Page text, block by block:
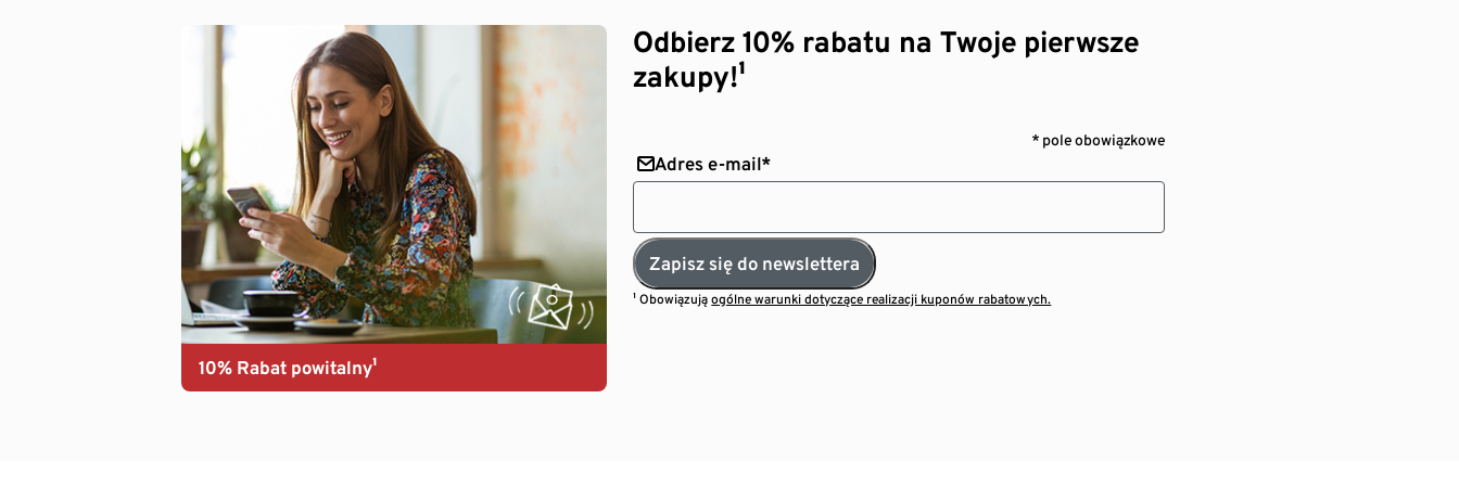
10% Rabat powitalny¹
Odbierz 10% rabatu na Twoje pierwsze
zakupy!¹
* pole obowiązkowe
Adres e-mail*
Zapisz się do newslettera
¹ Obowiązująogólne warunki dotyczące realizacji kuponów rabatowych.